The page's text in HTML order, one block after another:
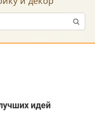
идей